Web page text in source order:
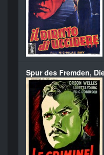
Spur des Fremden,